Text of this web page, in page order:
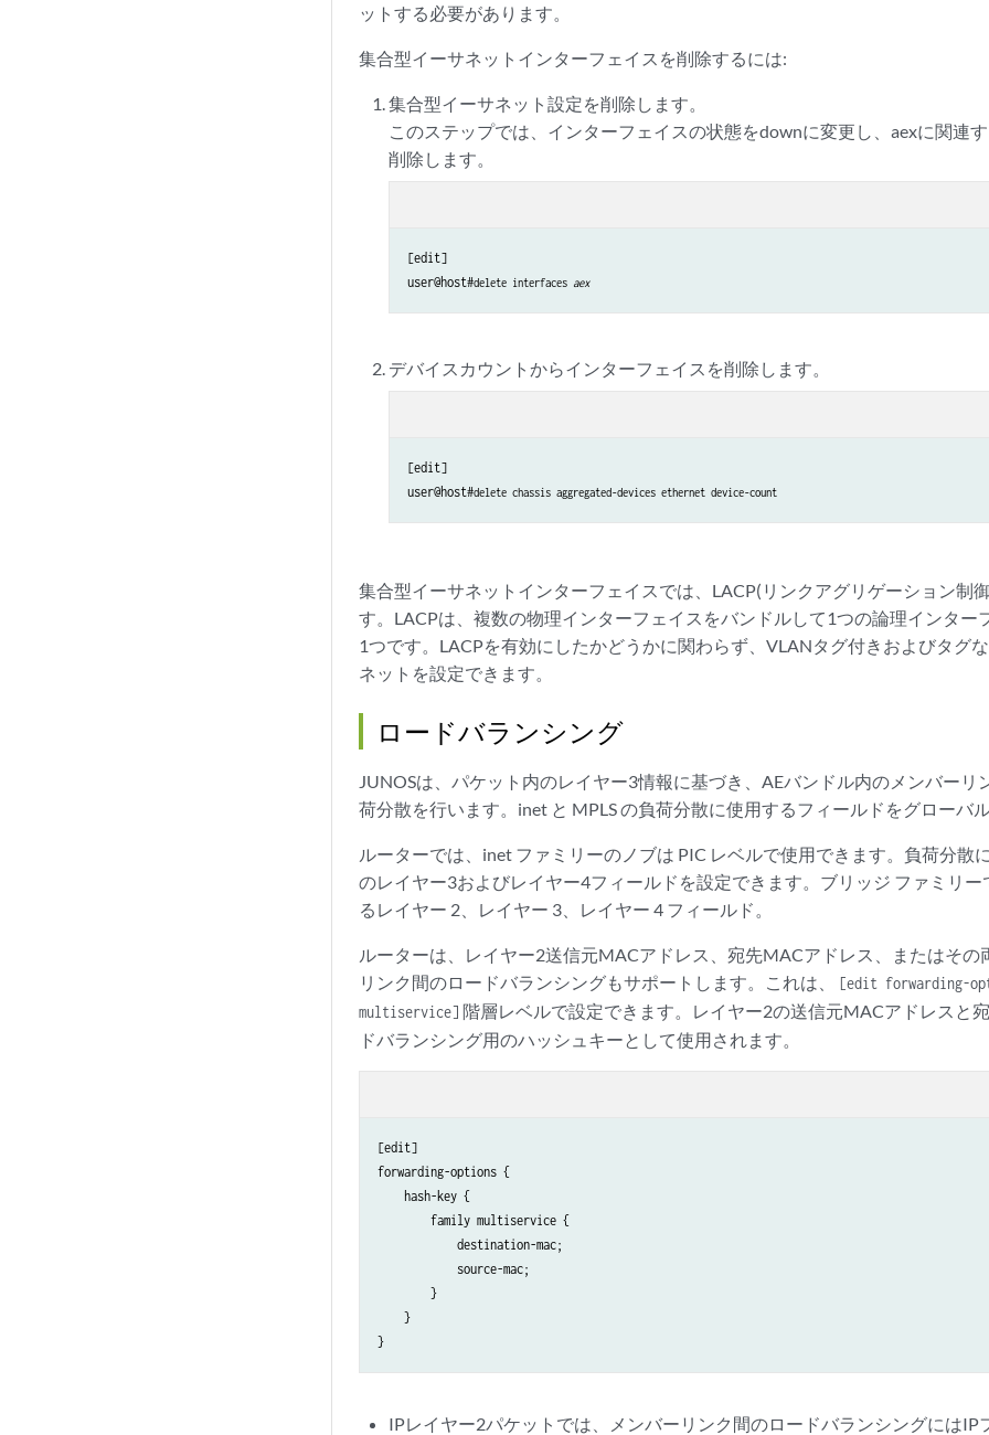
ットする必要があります。
集合型イーサネットインターフェイスを削除するには:
集合型イーサネット設定を削除します。
このステップでは、インターフェイスの状態をdownに変更し、aexに関連
削除します。
[edit]
user@host#delete interfaces aex
デバイスカウントからインターフェイスを削除します。
[edit]
user@host#delete chassis aggregated-devices ethernet device-count
集合型イーサネットインターフェイスでは、LACP(リンクアグリゲーション制
す。LACPは、複数の物理インターフェイスをバンドルして1つの論理インター
1つです。LACPを有効にしたかどうかに関わらず、VLANタグ付きおよびタグ
ネットを設定できます。
ロードバランシング
JUNOSは、パケット内のレイヤー3情報に基づき、AEバンドル内のメンバーリ
荷分散を行います。inet と MPLS の負荷分散に使用するフィールドをグローバ
ルーターでは、inet ファミリーのノブは PIC レベルで使用できます。負荷分散
のレイヤー3およびレイヤー4フィールドを設定できます。ブリッジ ファミリ
るレイヤー 2、レイヤー 3、レイヤー 4 フィールド。
ルーターは、レイヤー2送信元MACアドレス、宛先MACアドレス、またはその
リンク間のロードバランシングもサポートします。これは、
[edit forwarding-
multiservice] 階層レベルで設定できます。レイヤー2の送信元MACアドレスと
ドバランシング用のハッシュキーとして使用されます。
[edit]
forwarding-options {
    hash-key {
        family multiservice {
            destination-mac;
            source-mac;
        }
    }
IPレイヤー2パケットでは、メンバーリンク間のロードバランシングにはIP